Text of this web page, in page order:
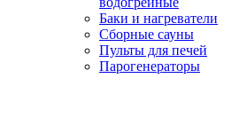
Баки и нагреватели
Сборные сауны
Пульты для печей
Парогенераторы